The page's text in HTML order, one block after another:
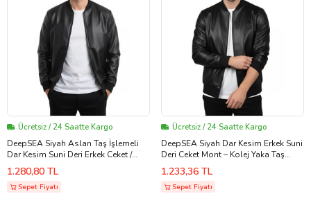
Ücretsiz / 24 Saatte Kargo
DeepSEA Siyah Aslan Taş İşlemeli
Dar Kesim Suni Deri Erkek Ceket /
Mont – Kolej Yaka & Ribanalı
2600931
1.280,80 TL
Sepet Fiyatı
Ücretsiz / 24 Saatte Kargo
DeepSEA Siyah Dar Kesim Erkek Suni
Deri Ceket Mont – Kolej Yaka Taş
İşlemeli Sırt Desenli 2600562
1.233,36 TL
Sepet Fiyatı